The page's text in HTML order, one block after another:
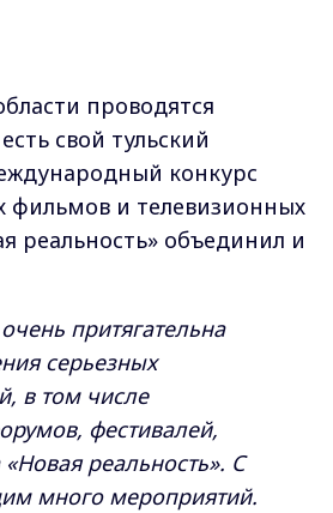
проводятся
свой тульский
конкурс
фильмов и телевизионных
реальность» объединил и
притягательна
серьезных
в том числе
фестивалей,
реальность». С
много мероприятий.